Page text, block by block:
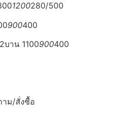
1200280/500
900400
บาน 1100900400
าม/สั่งซื้อ